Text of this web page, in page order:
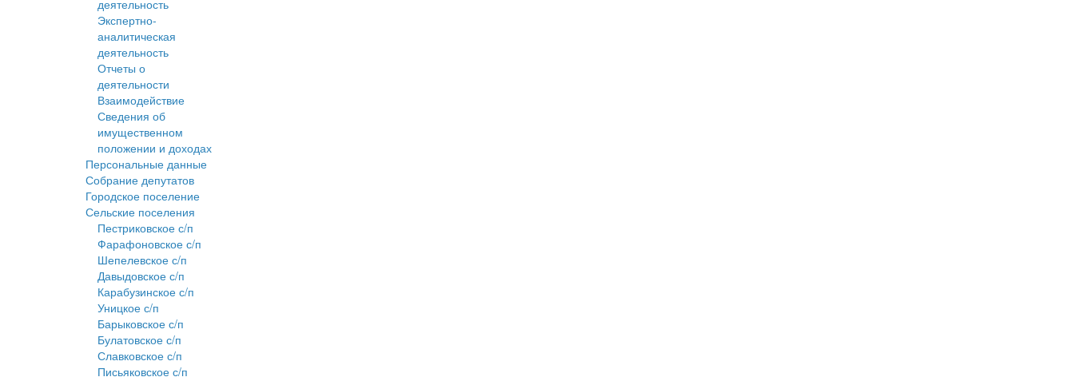
деятельность
Экспертно-
аналитическая
деятельность
Отчеты о
деятельности
Взаимодействие
Сведения об
имущественном
положении и доходах
Персональные данные
Собрание депутатов
Городское поселение
Сельские поселения
Пестриковское с/п
Фарафоновское с/п
Шепелевское с/п
Давыдовское с/п
Карабузинское с/п
Уницкое с/п
Барыковское с/п
Булатовское с/п
Славковское с/п
Письяковское с/п